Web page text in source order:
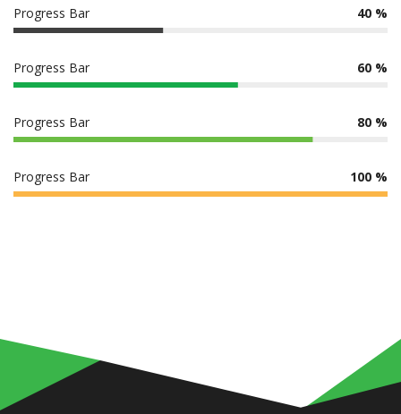
Progress Bar 40 %
Progress Bar 60 %
Progress Bar 80 %
Progress Bar 100 %